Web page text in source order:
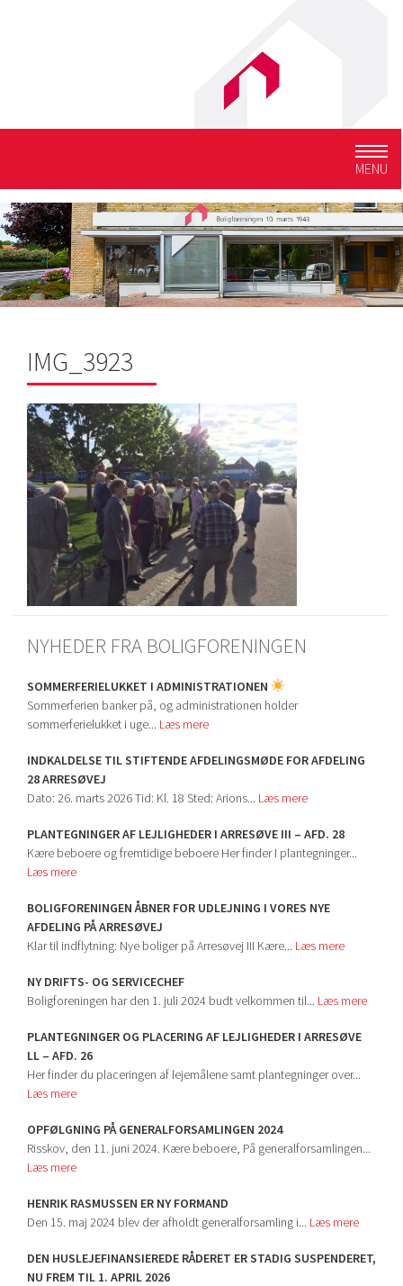
MENU
IMG_3923
NYHEDER FRA BOLIGFORENINGEN
SOMMERFERIELUKKET I ADMINISTRATIONEN
Sommerferien banker på, og administrationen holder
sommerferielukket i uge... Læs mere
INDKALDELSE TIL STIFTENDE AFDELINGSMØDE FOR AFDELING
28 ARRESØVEJ
Dato: 26. marts 2026 Tid: Kl. 18 Sted: Arions... Læs mere
PLANTEGNINGER AF LEJLIGHEDER I ARRESØVE III – AFD. 28
Kære beboere og fremtidige beboere Her finder I plantegninger...
Læs mere
BOLIGFORENINGEN ÅBNER FOR UDLEJNING I VORES NYE
AFDELING PÅ ARRESØVEJ
Klar til indflytning: Nye boliger på Arresøvej III Kære... Læs mere
NY DRIFTS- OG SERVICECHEF
Boligforeningen har den 1. juli 2024 budt velkommen til... Læs mere
PLANTEGNINGER OG PLACERING AF LEJLIGHEDER I ARRESØVE
LL – AFD. 26
Her finder du placeringen af lejemålene samt plantegninger over...
Læs mere
OPFØLGNING PÅ GENERALFORSAMLINGEN 2024
Risskov, den 11. juni 2024. Kære beboere, På generalforsamlingen...
Læs mere
HENRIK RASMUSSEN ER NY FORMAND
Den 15. maj 2024 blev der afholdt generalforsamling i... Læs mere
DEN HUSLEJEFINANSIEREDE RÅDERET ER STADIG SUSPENDERET,
NU FREM TIL 1. APRIL 2026